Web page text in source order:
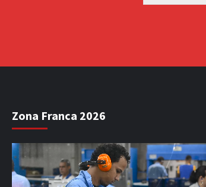
Zona Franca 2026
Reproductor
de
vídeo